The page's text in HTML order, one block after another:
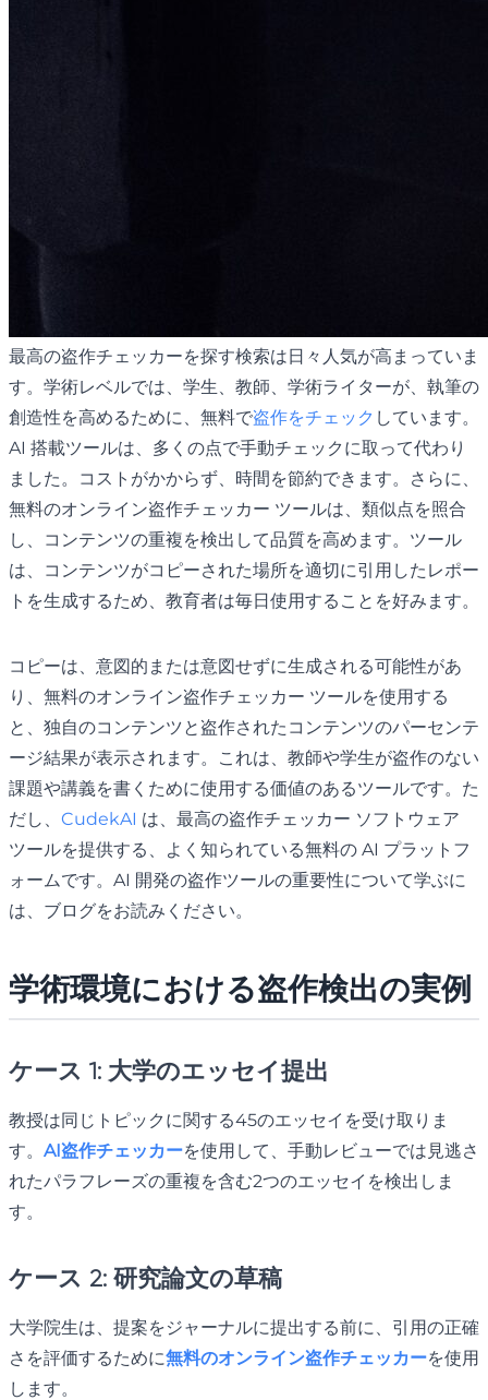
最高の盗作チェッカーを探す検索は日々人気が高まっていま
す。学術レベルでは、学生、教師、学術ライターが、執筆の
創造性を高めるために、無料で盗作をチェック しています。
AI 搭載ツールは、多くの点で手動チェックに取って代わり
ました。コストがかからず、時間を節約できます。さらに、
無料のオンライン盗作チェッカー ツールは、類似点を照合
し、コンテンツの重複を検出して品質を高めます。ツール
は、コンテンツがコピーされた場所を適切に引用したレポー
トを生成するため、教育者は毎日使用することを好みます。
コピーは、意図的または意図せずに生成される可能性があ
り、無料のオンライン盗作チェッカー ツールを使用する
と、独自のコンテンツと盗作されたコンテンツのパーセンテ
ージ結果が表示されます。これは、教師や学生が盗作のない
課題や講義を書くために使用する価値のあるツールです。た
だし、 CudekAI は、最高の盗作チェッカー ソフトウェア
ツールを提供する、よく知られている無料の AI プラットフ
ォームです。AI 開発の盗作ツールの重要性について学ぶに
は、ブログをお読みください。
学術環境における盗作検出の実例
ケース 1: 大学のエッセイ提出
教授は同じトピックに関する45のエッセイを受け取りま
す。 AI盗作チェッカーを使用して、手動レビューでは見逃さ
れたパラフレーズの重複を含む2つのエッセイを検出しま
す。
ケース 2: 研究論文の草稿
大学院生は、提案をジャーナルに提出する前に、引用の正確
さを評価するために無料のオンライン盗作チェッカーを使用
します。